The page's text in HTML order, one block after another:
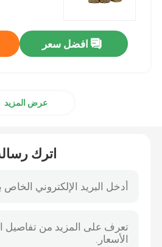
افضل سعر
عرض المزيد
اترك